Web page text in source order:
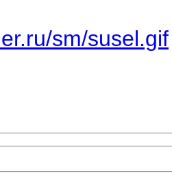
sm/susel.gif